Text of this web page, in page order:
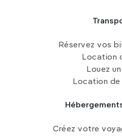
Réservez vos
Location
Louez
Location
Créez votre